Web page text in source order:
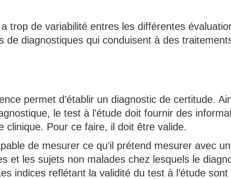
a trop de variabilité entres les différentes
de diagnostiques qui conduisent à des
permet d’établir un diagnostic de certitude.
le test à l’étude doit fournir des
clinique. Pour ce faire, il doit être valide.
de mesurer ce qu’il prétend mesurer avec
et les sujets non malades chez lesquels le
indices reflétant la validité du test à l’étude sont